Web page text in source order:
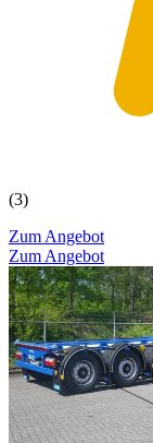
(3)
Zum Angebot
Zum Angebot